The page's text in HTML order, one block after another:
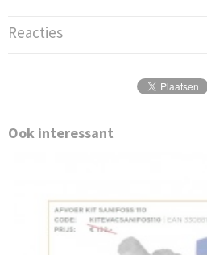
Reacties
Ook interessant